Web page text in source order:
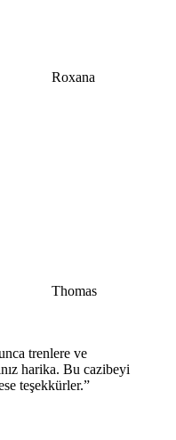
Roxana
Thomas
trenlere ve
harika. Bu cazibeyi
teşekkürler.”